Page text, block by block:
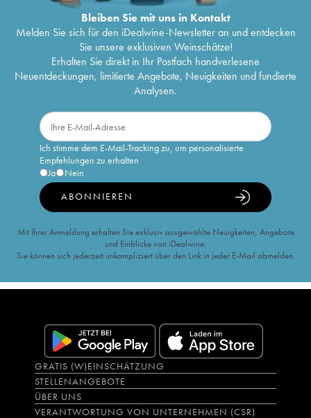
Bleiben Sie mit uns in Kontakt
Melden Sie sich für den iDealwine-Newsletter an und entdecken
Sie unsere exklusiven Weinschätze!
Erhalten Sie direkt in Ihr Postfach handverlesene
Neuentdeckungen, limitierte Angebote, Neuigkeiten und fundierte
Analysen.
Ich stimme dem E-Mail-Tracking zu, um personalisierte
Empfehlungen zu erhalten
Ja
Nein
ABONNIEREN
Mit Ihrer Anmeldung erhalten Sie exklusiv ausgewählte Neuigkeiten, Angebote
und Einblicke von iDealwine.
Sie können sich jederzeit unkompliziert über den Link in jeder E-Mail abmelden.
GRATIS (W)EINSCHÄTZUNG
STELLENANGEBOTE
ÜBER UNS
VERANTWORTUNG VON UNTERNEHMEN (CSR)